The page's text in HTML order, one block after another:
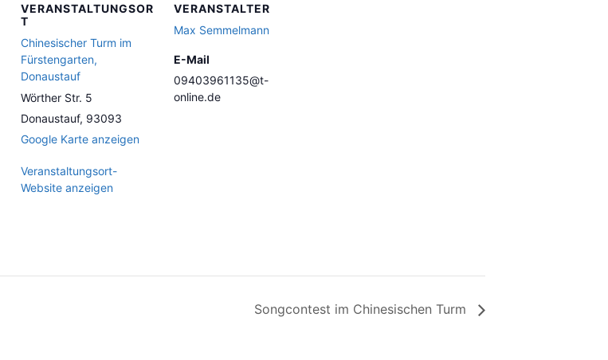
VERANSTALTUNGSOR
T
Chinesischer Turm im
Fürstengarten,
Donaustauf
Wörther Str. 5
Donaustauf, 93093
Google Karte anzeigen
Veranstaltungsort-
Website anzeigen
VERANSTALTER
Max Semmelmann
E-Mail
09403961135@t-
online.de
Songcontest im Chinesischen Turm